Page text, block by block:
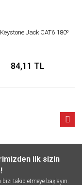
Jack CAT6 180⁰
84,11 TL
ilk sizin
takip etmeye başlayın.